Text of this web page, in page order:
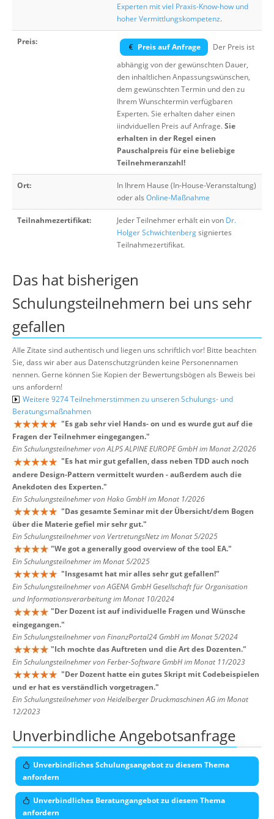
Experten mit viel Praxis-Know-how und
hoher Vermittlungskompetenz.
Preis:
Preis auf Anfrage
Der Preis ist
abhängig von der gewünschten Dauer,
den inhaltlichen Anpassungswünschen,
dem gewünschten Termin und den zu
Ihrem Wunschtermin verfügbaren
Experten. Sie erhalten daher einen
iindviduellen Preis auf Anfrage.Sie
erhalten in der Regel einen
Pauschalpreis für eine beliebige
Teilnehmeranzahl!
Ort:
In Ihrem Hause (In-House-Veranstaltung)
oder als Online-Maßnahme
Teilnahmezertifikat: Jeder Teilnehmer erhält ein von Dr.
Holger Schwichtenbergsigniertes
Teilnahmezertifikat.
Das hat bisherigen
Schulungsteilnehmern bei uns sehr
gefallen
Alle Zitate sind authentisch und liegen uns schriftlich vor! Bitte beachten
Sie, dass wir aber aus Datenschutzgründen keine Personennamen
nennen. Gerne können Sie Kopien der Bewertungsbögen als Beweis bei
uns anfordern!
Weitere 9274 Teilnehmerstimmen zu unseren Schulungs- und
Beratungsmaßnahmen
"Es gab sehr viel Hands- on und es wurde gut auf die
Fragen der Teilnehmer eingegangen."
Ein Schulungsteilnehmer von ALPS ALPINE EUROPE GmbH im Monat 2/2026
"Es hat mir gut gefallen, dass neben TDD auch noch
andere Design-Pattern vermittelt wurden - außerdem auch die
Anekdoten des Experten."
Ein Schulungsteilnehmer von Hako GmbH im Monat 1/2026
"Das gesamte Seminar mit der Übersicht/dem Bogen
über die Materie gefiel mir sehr gut."
Ein Schulungsteilnehmer von VertretungsNetz im Monat 5/2025
"We got a generally good overview of the tool EA."
Ein Schulungsteilnehmer im Monat 5/2025
"Insgesamt hat mir alles sehr gut gefallen!"
Ein Schulungsteilnehmer von AGENA GmbH Gesellschaft für Organisation
und Informationsverarbeitung im Monat 10/2024
"Der Dozent ist auf individuelle Fragen und Wünsche
eingegangen."
Ein Schulungsteilnehmer von FinanzPortal24 GmbH im Monat 5/2024
"Ich mochte das Auftreten und die Art des Dozenten."
Ein Schulungsteilnehmer von Ferber-Software GmbH im Monat 11/2023
"Der Dozent hatte ein gutes Skript mit Codebeispielen
und er hat es verständlich vorgetragen."
Ein Schulungsteilnehmer von Heidelberger Druckmaschinen AG im Monat
12/2023
Unverbindliche Angebotsanfrage
Unverbindliches Schulungsangebot zu diesem Thema
anfordern
Unverbindliches Beratungangebot zu diesem Thema
anfordern